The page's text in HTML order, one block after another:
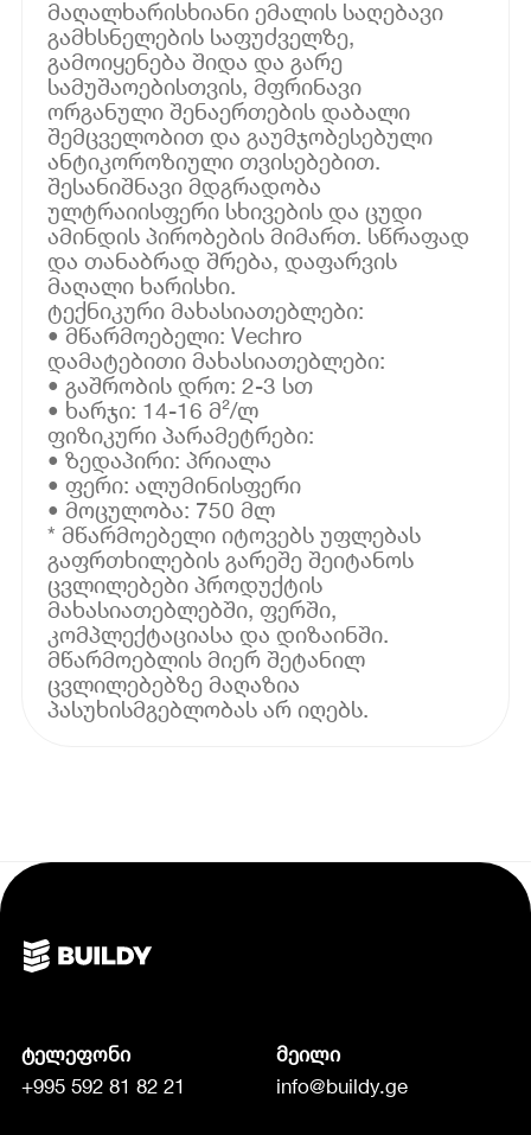
მაღალხარისხიანი ემალის საღებავი
გამხსნელების საფუძველზე,
გამოიყენება შიდა და გარე
სამუშაოებისთვის, მფრინავი
ორგანული შენაერთების დაბალი
შემცველობით და გაუმჯობესებული
ანტიკოროზიული თვისებებით.
შესანიშნავი მდგრადობა
ულტრაიისფერი სხივების და ცუდი
ამინდის პირობების მიმართ. სწრაფად
და თანაბრად შრება, დაფარვის
მაღალი ხარისხი.
ტექნიკური მახასიათებლები:
• მწარმოებელი: Vechro
დამატებითი მახასიათებლები:
• გაშრობის დრო: 2-3 სთ
• ხარჯი: 14-16 მ²/ლ
ფიზიკური პარამეტრები:
• ზედაპირი: პრიალა
• ფერი: ალუმინისფერი
• მოცულობა: 750 მლ
* მწარმოებელი იტოვებს უფლებას
გაფრთხილების გარეშე შეიტანოს
ცვლილებები პროდუქტის
მახასიათებლებში, ფერში,
კომპლექტაციასა და დიზაინში.
მწარმოებლის მიერ შეტანილ
ცვლილებებზე მაღაზია
პასუხისმგებლობას არ იღებს.
ტელეფონი
+995 592 81 82 21
მეილი
info@buildy.ge